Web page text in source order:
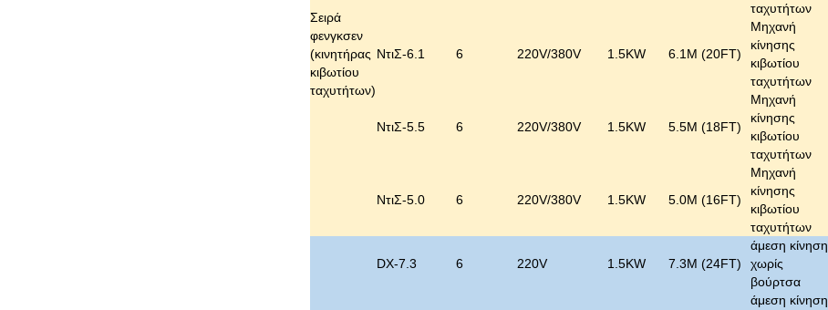
Σειρά
φενγκσεν
(κινητήρας
κιβωτίου
ταχυτήτων)
ταχυτήτων
ΝτιΣ-6.1 6 220V/380V 1.5KW 6.1M (20FT)
Μηχανή
κίνησης
κιβωτίου
ταχυτήτων
ΝτιΣ-5.5 6 220V/380V 1.5KW 5.5M (18FT)
Μηχανή
κίνησης
κιβωτίου
ταχυτήτων
ΝτιΣ-5.0 6 220V/380V 1.5KW 5.0M (16FT)
Μηχανή
κίνησης
κιβωτίου
ταχυτήτων
DX-7.3 6 220V 1.5KW 7.3M (24FT)
άμεση κίνηση
χωρίς
βούρτσα
άμεση κίνηση